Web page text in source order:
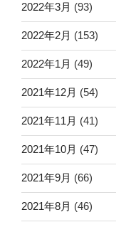
2022年3月 (93)
2022年2月 (153)
2022年1月 (49)
2021年12月 (54)
2021年11月 (41)
2021年10月 (47)
2021年9月 (66)
2021年8月 (46)